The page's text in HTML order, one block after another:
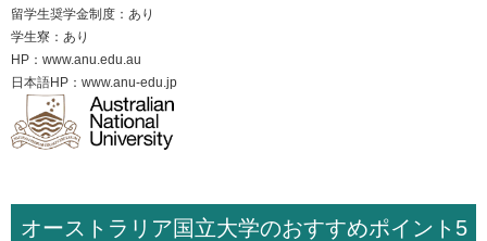
留学生奨学金制度：あり
学生寮：あり
HP： www.anu.edu.au
日本語HP： www.anu-edu.jp
オーストラリア国立大学のおすすめポイント5